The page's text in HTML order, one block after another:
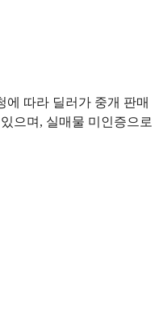
에 따라 딜러가 중개 판매
으며, 실매물 미인증으로